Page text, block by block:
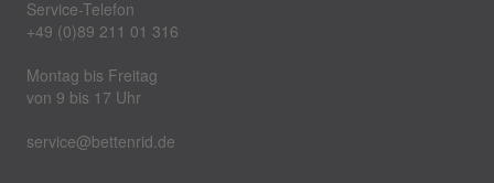
Service-Telefon
+49 (0)89 211 01 316
Montag bis Freitag
von 9 bis 17 Uhr
service@bettenrid.de